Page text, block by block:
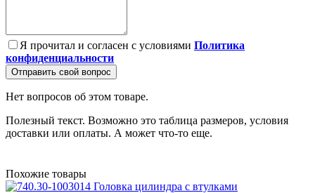
Я прочитал и согласен с условиями Политика
конфиденциальности
Отправить свой вопрос
Нет вопросов об этом товаре.
Полезный текст. Возможно это таблица размеров, условия
доставки или оплаты. А может что-то еще.
Похожие товары